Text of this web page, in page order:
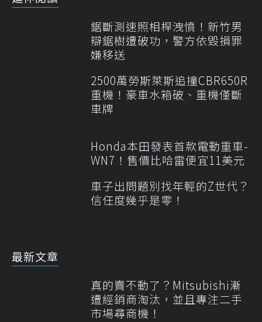
鋸斷測速照相桿洩憤！新竹男
辯鋸樹遭破功，警方依毀損罪
嫌移送
2500萬勞斯萊斯追撞CBR650R
重機！豪車水箱破、重機僅斷
車牌
Honda本田發表首款電動重車-
WN7！售價比哈雷便宜11美元
車子出問題別找年輕的Z世代？
信任度幾乎是零！
最新文章
真的賣不動了？Mitsubishi漸
遭經銷商淘汰，並且專注二手
市場尋商機！